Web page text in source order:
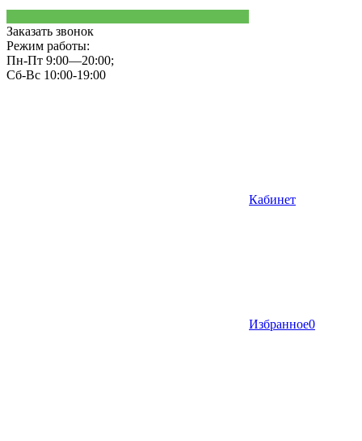
Заказать звонок
Режим работы:
Пн-Пт 9:00—20:00;
Сб-Вс 10:00-19:00
Кабинет
Избранное0